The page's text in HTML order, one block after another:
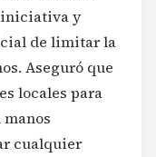
iniciativa y
de limitar la
Aseguró que
locales para
cualquier